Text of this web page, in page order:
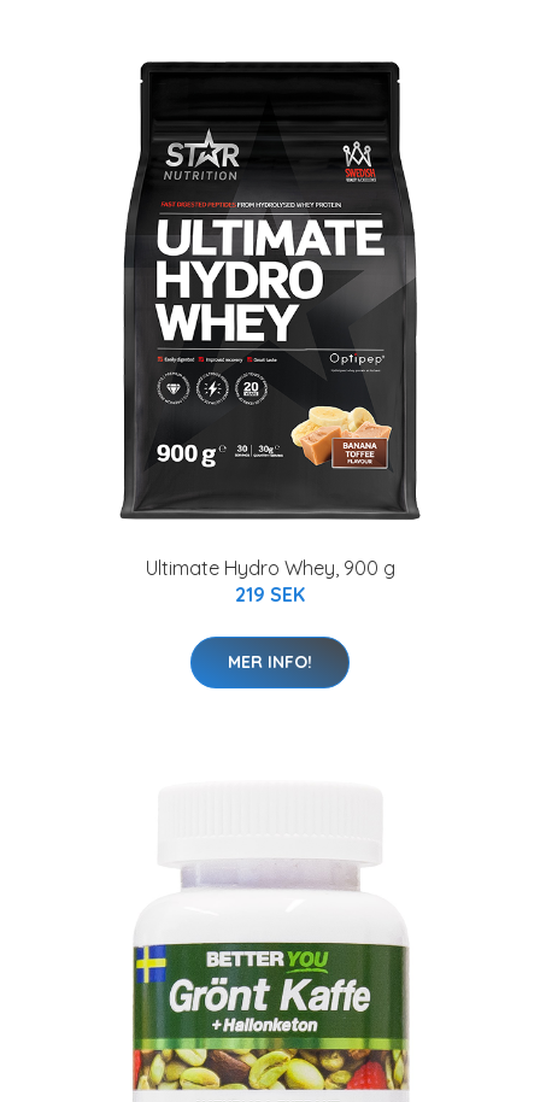
Ultimate Hydro Whey, 900 g
219 SEK
MER INFO!